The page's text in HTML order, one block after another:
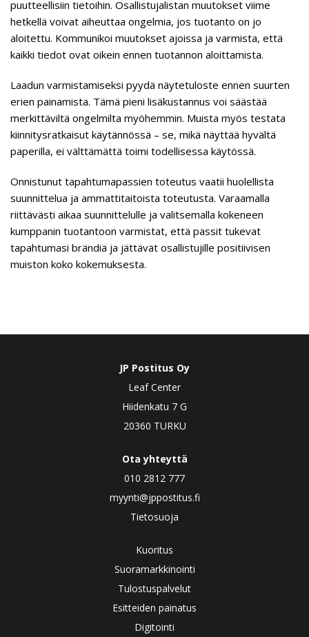
puutteellisiin tietoihin. Osallistujalistan muutokset viime
hetkellä voivat aiheuttaa ongelmia, jos tuotanto on jo
aloitettu. Kommunikoi muutokset ajoissa ja varmista, että
kaikki tiedot ovat oikein ennen tuotannon aloittamista.
Laadun varmistamiseksi pyydä näytetuloste ennen suurten
erien painamista. Tämä pieni lisäkustannus voi säästää
merkittäviltä ongelmilta myöhemmin. Muista myös testata
kiinnitysratkaisut käytännössä – se, mikä näyttää hyvältä
paperilla, ei välttämättä toimi todellisessa käytössä.
Onnistunut tapahtumapassien toteutus vaatii huolellista
suunnittelua ja ammattitaitoista toteutusta. Varaamalla
riittävästi aikaa suunnittelulle ja valitsemalla kokeneen
kumppanin tuotantoon varmistat, että passit tukevat
tapahtumasi brändiä ja jättävät osallistujille positiivisen
muiston koko kokemuksesta.
JP Postitus Oy
Leaf Center
Hiidenkatu 7 G
20360 TURKU
Ota yhteyttä
010 2812 777
myynti@jppostitus.fi
Tietosuoja
Kuoritus
Suoramarkkinointi
Tulostuspalvelut
Esitteiden painatus
Digitointi